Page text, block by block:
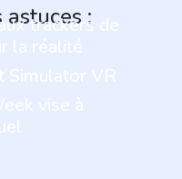
:
trackers de